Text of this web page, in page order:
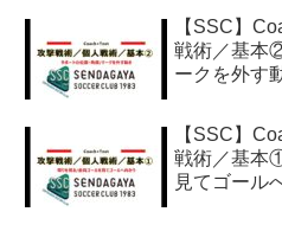
【SSC】
戦術／基本
ークを外す
【SSC】
戦術／基本
見てゴール